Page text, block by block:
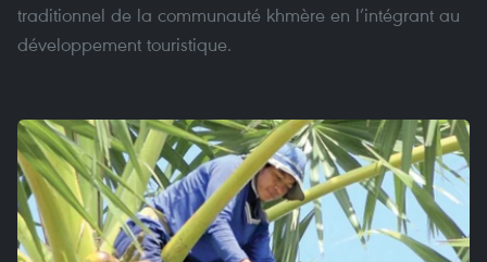
traditionnel de la communauté khmère en l’intégrant au
développement touristique.